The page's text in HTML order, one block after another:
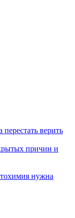
верить
причин и
нужна